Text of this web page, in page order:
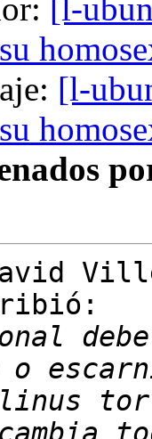
[l-
[l-
linus